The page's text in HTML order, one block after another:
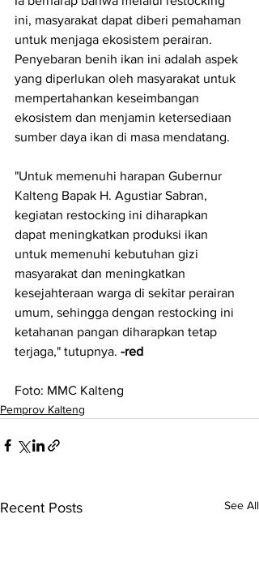
ini, masyarakat dapat diberi pemahaman
untuk menjaga ekosistem perairan.
Penyebaran benih ikan ini adalah aspek
yang diperlukan oleh masyarakat untuk
mempertahankan keseimbangan
ekosistem dan menjamin ketersediaan
sumber daya ikan di masa mendatang.
"Untuk memenuhi harapan Gubernur
Kalteng Bapak H. Agustiar Sabran,
kegiatan restocking ini diharapkan
dapat meningkatkan produksi ikan
untuk memenuhi kebutuhan gizi
masyarakat dan meningkatkan
kesejahteraan warga di sekitar perairan
umum, sehingga dengan restocking ini
ketahanan pangan diharapkan tetap
terjaga," tutupnya. -red
Foto: MMC Kalteng
Pemprov Kalteng
Recent Posts See All